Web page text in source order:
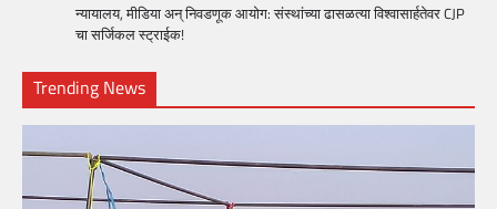
न्यायालय, मीडिया अन् निवडणूक आयोग: संस्थांच्या ढासळत्या विश्वासार्हतेवर CJP
चा सर्जिकल स्ट्राईक!
Trending News